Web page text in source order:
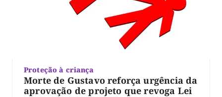
Proteção à criança
Morte de Gustavo reforça urgência da
aprovação de projeto que revoga Lei